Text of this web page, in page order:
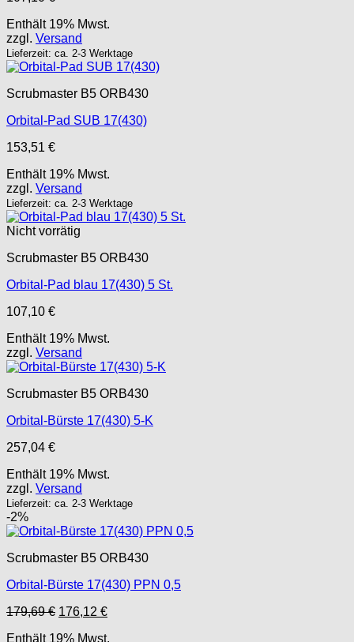
Enthält 19% Mwst.
zzgl. Versand
Lieferzeit: ca. 2-3 Werktage
Scrubmaster B5 ORB430
Orbital-Pad SUB 17(430)
153,51 €
Enthält 19% Mwst.
zzgl. Versand
Lieferzeit: ca. 2-3 Werktage
Nicht vorrätig
Scrubmaster B5 ORB430
Orbital-Pad blau 17(430) 5 St.
107,10 €
Enthält 19% Mwst.
zzgl. Versand
Scrubmaster B5 ORB430
Orbital-Bürste 17(430) 5-K
257,04 €
Enthält 19% Mwst.
zzgl. Versand
Lieferzeit: ca. 2-3 Werktage
-2%
Scrubmaster B5 ORB430
Orbital-Bürste 17(430) PPN 0,5
179,69€ Ursprünglicher
176,12 €Aktueller
Enthält 19% Mwst.